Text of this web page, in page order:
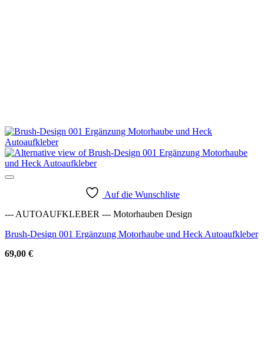
Auf die Wunschliste
--- AUTOAUFKLEBER --- Motorhauben Design
Brush-Design 001 Ergänzung Motorhaube und Heck Autoaufkleber
69,00 €